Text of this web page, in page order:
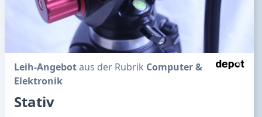
Leih-Angebotaus der Rubrik Computer &
Elektronik
Stativ